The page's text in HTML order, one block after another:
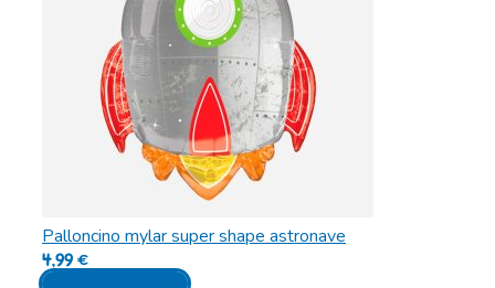
Palloncino mylar super shape astronave
4,99€